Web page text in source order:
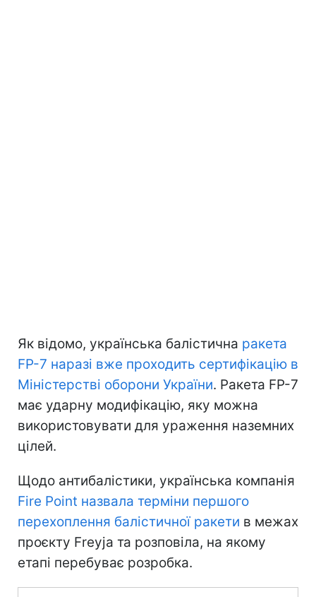
Як відомо, українська балістична ракета
FP-7 наразі вже проходить сертифікацію в
Міністерстві оборони України. Ракета FP-7
має ударну модифікацію, яку можна
використовувати для ураження наземних
цілей.
Щодо антибалістики, українська компанія
Fire Point назвала терміни першого
перехоплення балістичної ракети в межах
проєкту Freyja та розповіла, на якому
етапі перебуває розробка.